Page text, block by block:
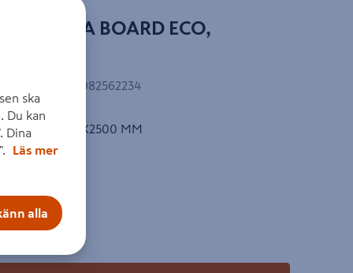
ULTRA BOARD ECO,
4003982562234
12,5X900X2500 MM
ska
Du kan
Dina
Läs mer
alla